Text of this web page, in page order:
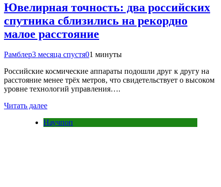
Ювелирная точность: два российских
спутника сблизились на рекордно
малое расстояние
Рамблер3 месяца спустя01 минуты
Российские космические аппараты подошли друг к другу на
расстояние менее трёх метров, что свидетельствует о высоком
уровне технологий управления….
Читать далее
Научпоп